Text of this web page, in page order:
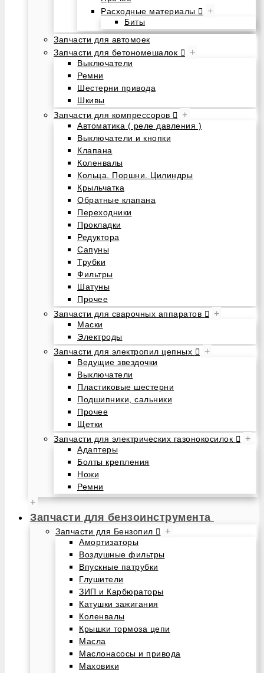
Расходные материалы
+
Биты
Запчасти для автомоек
Запчасти для бетономешалок
+
Выключатели
Ремни
Шестерни привода
Шкивы
Запчасти для компрессоров
+
Автоматика ( реле давления )
Выключатели и кнопки
Клапана
Коленвалы
Кольца. Поршни. Цилиндры
Крыльчатка
Обратные клапана
Переходники
Прокладки
Редуктора
Сапуны
Трубки
Фильтры
Шатуны
Прочее
Запчасти для сварочных аппаратов
+
Маски
Электроды
Запчасти для электропил цепных
+
Ведущие звездочки
Выключатели
Пластиковые шестерни
Подшипники, сальники
Прочее
Щетки
Запчасти для электрических газонокосилок
+
Адаптеры
Болты крепления
Ножи
Ремни
+
Запчасти для бензоинструмента
Запчасти для Бензопил +
Амортизаторы
Воздушные фильтры
Впускные патрубки
Глушители
ЗИП и Карбюраторы
Катушки зажигания
Коленвалы
Крышки тормоза цепи
Масла
Маслонасосы и привода
Маховики